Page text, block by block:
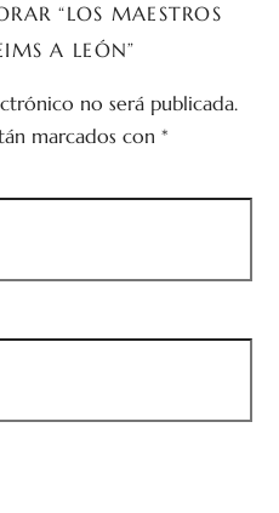
“LOS MAESTROS
A LEÓN”
no será publicada.
marcados con*